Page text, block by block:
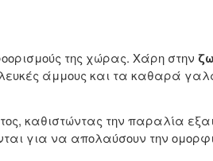
της χώρας. Χάρη στην
άμμους και τα καθαρά
καθιστώντας την παραλία
για να απολαύσουν την